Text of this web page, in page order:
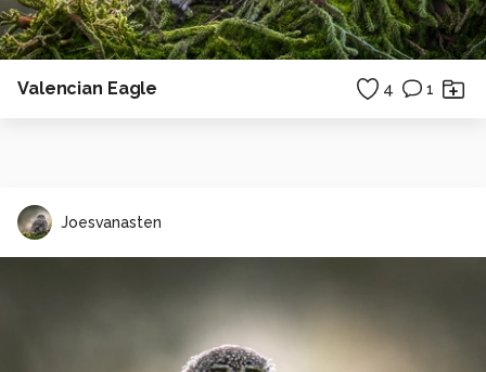
Valencian Eagle 4 1
Joesvanasten